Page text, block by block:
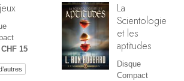
15
La
Scientologie
et les
aptitudes
Disque
Compact